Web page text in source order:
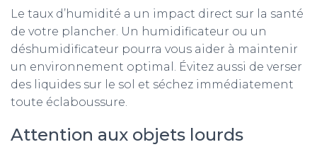
Le taux d’humidité a un impact direct sur la santé
de votre plancher. Un humidificateur ou un
déshumidificateur pourra vous aider à maintenir
un environnement optimal. Évitez aussi de verser
des liquides sur le sol et séchez immédiatement
toute éclaboussure.
Attention aux objets lourds